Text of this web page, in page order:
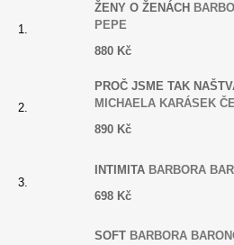
ŽENY O ŽENÁCH
PEPE
880 Kč
PROČ JSME TAK
MICHAELA KARÁSEK
890 Kč
INTIMITA BARBORA
698 Kč
SOFT BARBORA